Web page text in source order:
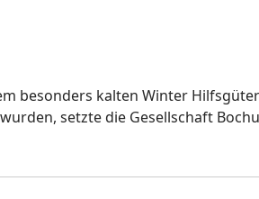
besonders kalten Winter
setzte die Gesellschaft